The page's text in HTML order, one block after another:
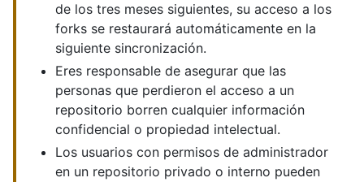
de los tres meses siguientes, su acceso a los
forks se restaurará automáticamente en la
siguiente sincronización.
Eres responsable de asegurar que las
personas que perdieron el acceso a un
repositorio borren cualquier información
confidencial o propiedad intelectual.
Los usuarios con permisos de administrador
en un repositorio privado o interno pueden